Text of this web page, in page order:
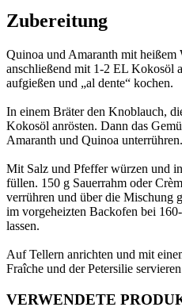
Zubereitung
Quinoa und Amaranth mit heißem
anschließend mit 1-2 EL Kokosöl
aufgießen und „al dente“ kochen.
In einem Bräter den Knoblauch,
Kokosöl anrösten. Dann das
Amaranth und Quinoa unterrühren.
Mit Salz und Pfeffer würzen und
füllen. 150 g Sauerrahm oder
verrühren und über die Mischung
im vorgeheizten Backofen bei
lassen.
Auf Tellern anrichten und mit
Fraîche und der Petersilie
VERWENDETE